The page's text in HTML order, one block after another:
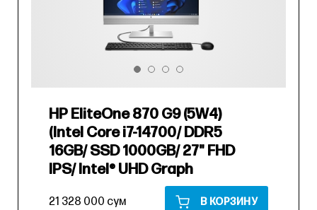
HP EliteOne 870 G9 (5W4)
(Intel Core i7-14700/ DDR5
16GB/ SSD 1000GB/ 27" FHD
IPS/ Intel® UHD Graph
21 328 000 сум В КОРЗИНУ